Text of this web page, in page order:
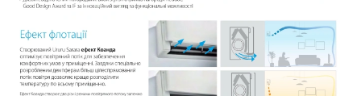
стабільну подачу чистого повітря.
Практичний нечутний: блок працює так тихо, що Ви навіть
забудете про його присутність.
Гарантія: 3 роки